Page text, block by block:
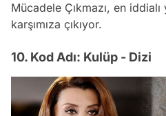
Mücadele Çıkmazı, en
karşımıza çıkıyor.
10. Kod Adı: Kulüp - Dizi